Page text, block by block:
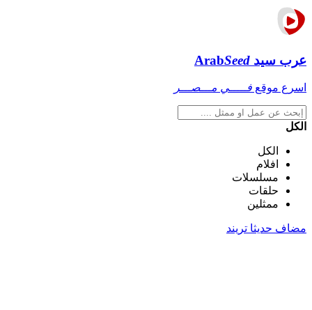
عرب سيد ArabSeed
اسرع موقع فـــــي مـــصـــر
الكل
الكل
افلام
مسلسلات
حلقات
ممثلين
مضاف حديثا تريند